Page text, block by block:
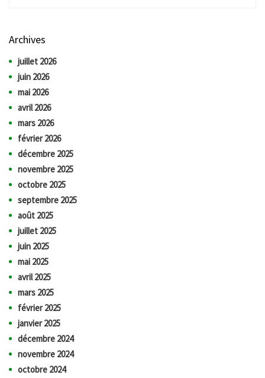
Archives
juillet 2026
juin 2026
mai 2026
avril 2026
mars 2026
février 2026
décembre 2025
novembre 2025
octobre 2025
septembre 2025
août 2025
juillet 2025
juin 2025
mai 2025
avril 2025
mars 2025
février 2025
janvier 2025
décembre 2024
novembre 2024
octobre 2024